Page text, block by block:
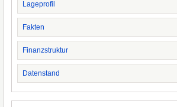
Lageprofil
Fakten
Finanzstruktur
Datenstand